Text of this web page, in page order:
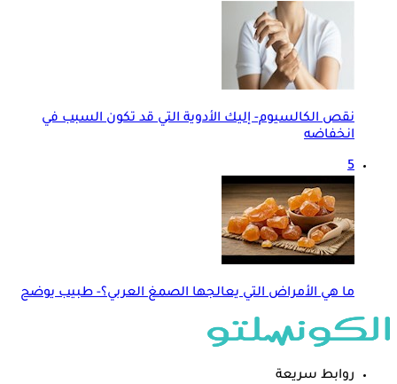
نقص الكالسيوم- إليك الأدوية التي قد تكون السبب في
انخفاضه
5
ما هي الأمراض التي يعالجها الصمغ العربي؟- طبيب يوضح
روابط سريعة